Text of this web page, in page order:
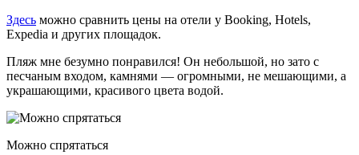
Здесь можно сравнить цены на отели у Booking, Hotels,
Expedia и других площадок.
Пляж мне безумно понравился! Он небольшой, но зато с
песчаным входом, камнями — огромными, не мешающими, а
украшающими, красивого цвета водой.
Можно спрятаться